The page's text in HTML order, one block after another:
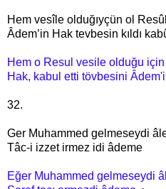
Hem vesîle olduğıyçün ol Resûl
Âdem’in Hak tevbesin kıldı
Hem o Resul vesile olduğu için
Hak, kabul etti tövbesini
32.
Ger Muhammed gelmeseydi
Tâc-i izzet irmez idi âdeme
Eğer Muhammed gelmeseydi